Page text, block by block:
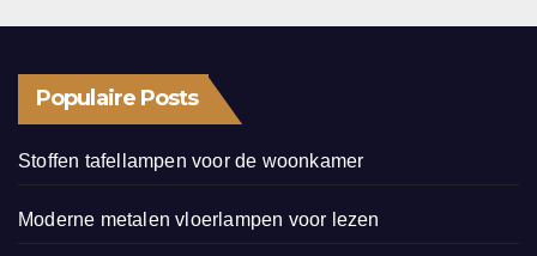
Populaire Posts
Stoffen tafellampen voor de woonkamer
Moderne metalen vloerlampen voor lezen